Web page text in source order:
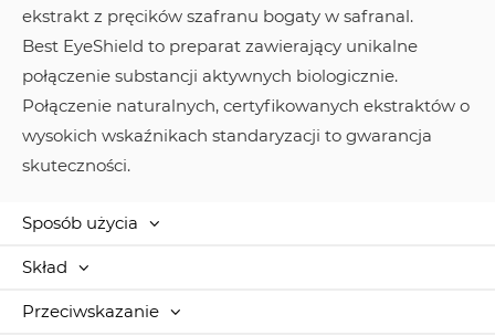
ekstrakt z pręcików szafranu bogaty w safranal.
Best EyeShield to preparat zawierający unikalne
połączenie substancji aktywnych biologicznie.
Połączenie naturalnych, certyfikowanych ekstraktów o
wysokich wskaźnikach standaryzacji to gwarancja
skuteczności.
Sposób użycia
Skład
Przeciwskazanie